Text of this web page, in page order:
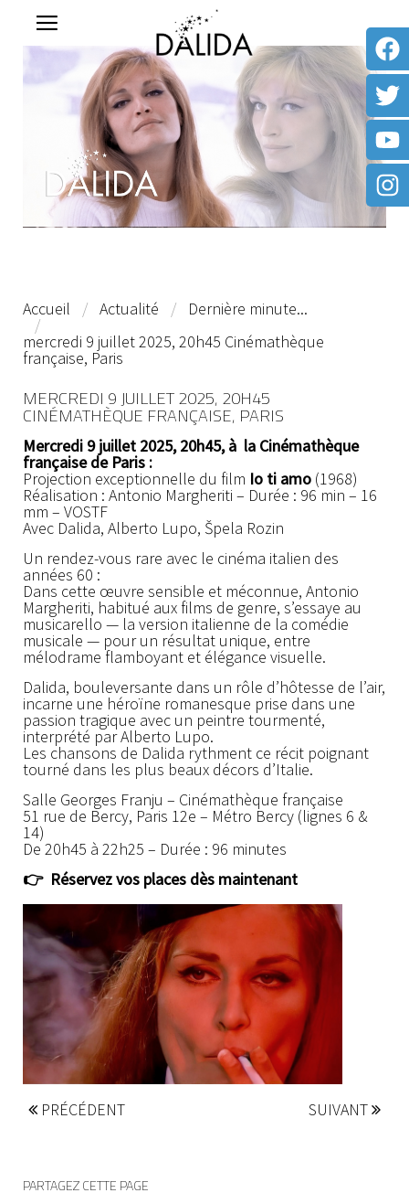
Accueil Actualité
Dernière minute...
mercredi 9 juillet 2025, 20h45 Cinémathèque
française, Paris
MERCREDI 9 JUILLET 2025, 20H45
CINÉMATHÈQUE FRANÇAISE, PARIS
Mercredi 9 juillet 2025, 20h45, à la Cinémathèque
française de Paris :
Projection exceptionnelle du film Io ti amo (1968)
Réalisation : Antonio Margheriti – Durée : 96 min – 16
mm – VOSTF
Avec Dalida, Alberto Lupo, Špela Rozin
Un rendez-vous rare avec le cinéma italien des
années 60 :
Dans cette œuvre sensible et méconnue, Antonio
Margheriti, habitué aux films de genre, s’essaye au
musicarello — la version italienne de la comédie
musicale — pour un résultat unique, entre
mélodrame flamboyant et élégance visuelle.
Dalida, bouleversante dans un rôle d’hôtesse de l’air,
incarne une héroïne romanesque prise dans une
passion tragique avec un peintre tourmenté,
interprété par Alberto Lupo.
Les chansons de Dalida rythment ce récit poignant
tourné dans les plus beaux décors d’Italie.
Salle Georges Franju – Cinémathèque française
51 rue de Bercy, Paris 12e – Métro Bercy (lignes 6 &
14)
De 20h45 à 22h25 – Durée : 96 minutes
👉 Réservez vos places dès maintenant
PRÉCÉDENT SUIVANT
PARTAGEZ CETTE PAGE